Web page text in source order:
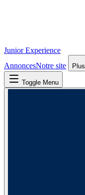
Junior Experience
AnnoncesNotre site Plus
Toggle Menu